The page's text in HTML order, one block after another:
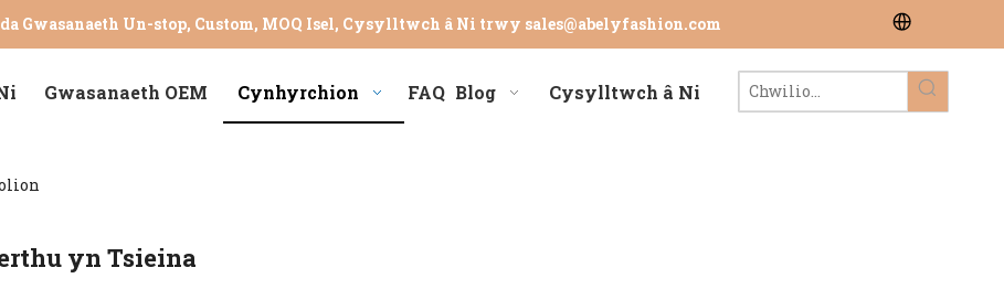
Gwasanaeth Un-stop, Custom, MOQ Isel, Cysylltwch â Ni trwy sales@abelyfashion.com
Gwasanaeth OEM Cynhyrchion FAQ Blog Cysylltwch â Ni
yn Tsieina